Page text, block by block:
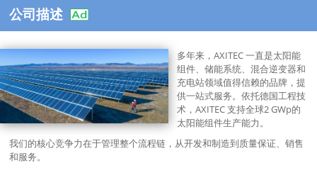
公司描述
多年来，AXITEC 一直是太阳能
组件、储能系统、混合逆变器和
充电站领域值得信赖的品牌，提
供一站式服务。依托德国工程技
术，AXITEC 支持全球2 GWp的
太阳能组件生产能力。
我们的核心竞争力在于管理整个流程链，从开发和制造到质量保证、销售
和服务。